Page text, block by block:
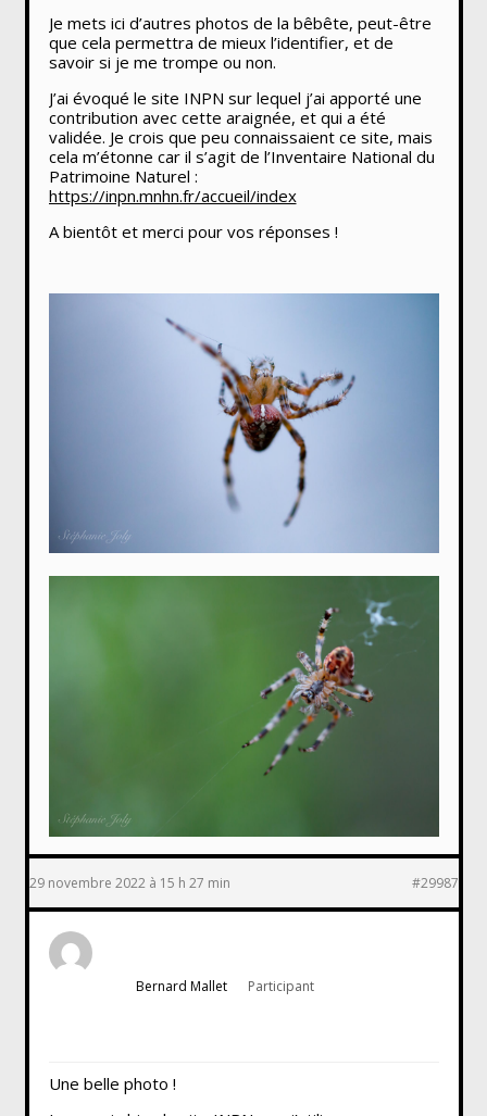
Je mets ici d’autres photos de la bêbête, peut-être
que cela permettra de mieux l’identifier, et de
savoir si je me trompe ou non.
J’ai évoqué le site INPN sur lequel j’ai apporté une
contribution avec cette araignée, et qui a été
validée. Je crois que peu connaissaient ce site, mais
cela m’étonne car il s’agit de l’Inventaire National du
Patrimoine Naturel :
https://inpn.mnhn.fr/accueil/index
A bientôt et merci pour vos réponses !
29 novembre 2022 à 15 h 27 min #29987
Bernard Mallet Participant
Une belle photo !